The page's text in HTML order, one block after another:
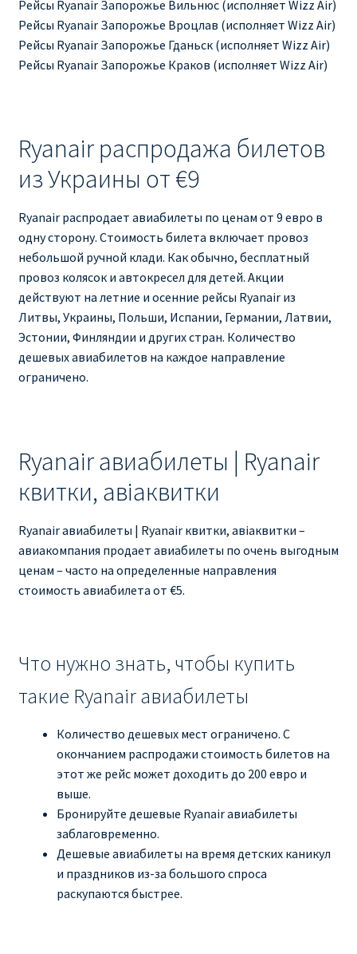
Рейсы Ryanair Запорожье Вильнюс (исполняет Wizz Air)
Рейсы Ryanair Запорожье Вроцлав (исполняет Wizz Air)
Рейсы Ryanair Запорожье Гданьск (исполняет Wizz Air)
Рейсы Ryanair Запорожье Краков (исполняет Wizz Air)
Ryanair распродажа билетов
из Украины от €9
Ryanair распродает авиабилеты по ценам от 9 евро в
одну сторону. Стоимость билета включает провоз
небольшой ручной клади. Как обычно, бесплатный
провоз колясок и автокресел для детей. Акции
действуют на летние и осенние рейсы Ryanair из
Литвы, Украины, Польши, Испании, Германии, Латвии,
Эстонии, Финляндии и других стран. Количество
дешевых авиабилетов на каждое направление
ограничено.
Ryanair авиабилеты | Ryanair
квитки, авіаквитки
Ryanair авиабилеты | Ryanair квитки, авіаквитки –
авиакомпания продает авиабилеты по очень выгодным
ценам – часто на определенные направления
стоимость авиабилета от €5.
Что нужно знать, чтобы купить
такие Ryanair авиабилеты
Количество дешевых мест ограничено. С
окончанием распродажи стоимость билетов на
этот же рейс может доходить до 200 евро и
выше.
Бронируйте дешевые Ryanair авиабилеты
заблаговременно.
Дешевые авиабилеты на время детских каникул
и праздников из-за большого спроса
раскупаются быстрее.